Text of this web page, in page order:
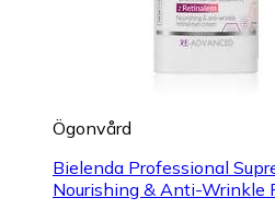
Ögonvård
Bielenda Professional
Nourishing & Anti-Wrinkle